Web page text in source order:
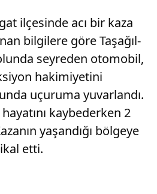
ilçesinde acı bir kaza
bilgilere göre Taşağıl-
seyreden otomobil,
hakimiyetini
uçuruma yuvarlandı.
kaybederken 2
yaşandığı bölgeye
etti.